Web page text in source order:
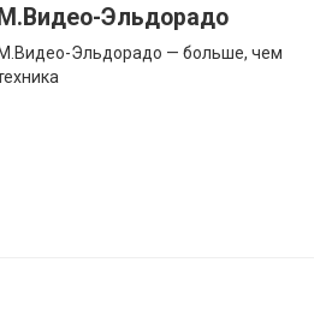
М.Видео-Эльдорадо
М.Видео-Эльдорадо — больше, чем